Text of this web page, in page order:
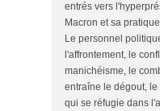
entrés vers
Macron et sa
Le personnel
l'affrontement, le
manichéisme, le
entraîne le dégout,
qui se réfugie dans